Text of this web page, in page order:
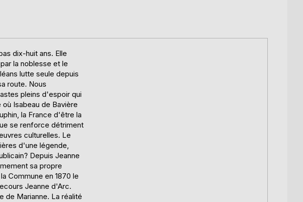
dix-huit ans. Elle
la noblesse et le
lutte seule depuis
route. Nous
pleins d'espoir qui
Isabeau de Bavière
la France d'être la
se renforce détriment
culturelles. Le
d'une légende,
Depuis Jeanne
sa propre
Commune en 1870 le
Jeanne d'Arc.
de Marianne. La réalité